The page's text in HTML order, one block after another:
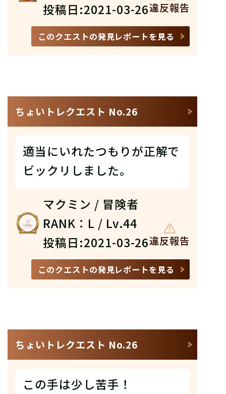
投稿日:2021-03-26違反報告
このクエストの発見レポートを見る
ちょいトレクエスト No.26
適当にいれたつもりが正解で
ビックリしました。
マクミン / 冒険者
RANK：L / Lv.44
投稿日:2021-03-26違反報告
このクエストの発見レポートを見る
ちょいトレクエスト No.26
この手は少し苦手！